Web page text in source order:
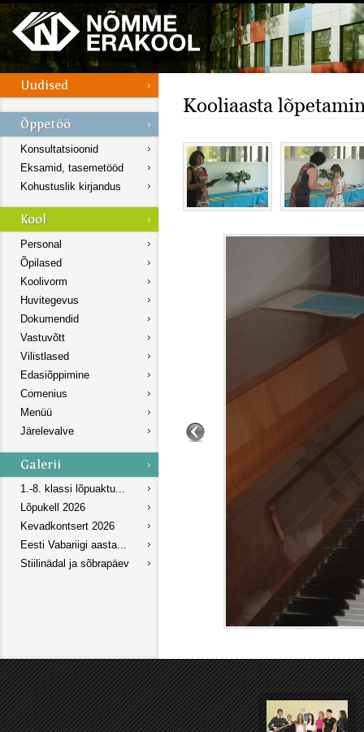
Konsultatsioonid
Eksamid, tasemetööd
Kohustuslik kirjandus
Personal
Õpilased
Koolivorm
Huvitegevus
Dokumendid
Vastuvõtt
Vilistlased
Edasiõppimine
Comenius
Menüü
Järelevalve
1.-8. klassi lõpuaktu...
Lõpukell 2026
Kevadkontsert 2026
Eesti Vabariigi aasta...
Stiilinädal ja sõbrapäev
Kooliaasta